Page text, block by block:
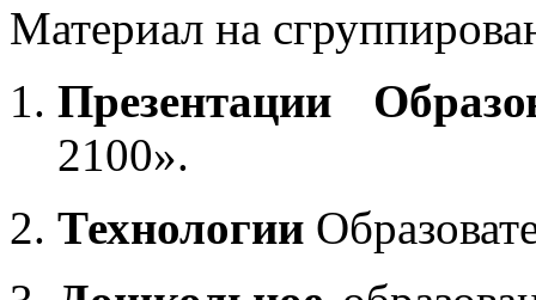
Материал на
Презентации
2100».
Технологии